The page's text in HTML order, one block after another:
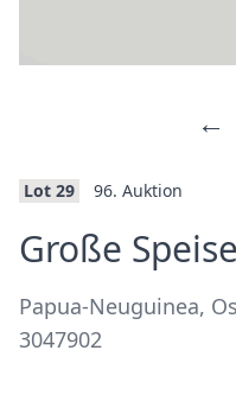
←
Lot 29 96. Auktion
Große
Papua-Neuguinea,
3047902